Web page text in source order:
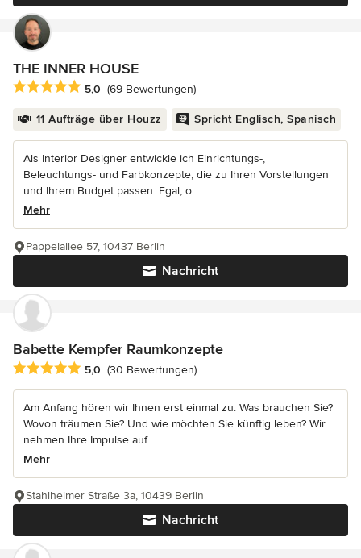
THE INNER HOUSE
Durchschnittliche Bewertung: 5 von 5 Sternen
5,0 (69 Bewertungen)
11 Aufträge über Houzz Spricht Englisch, Spanisch
Als Interior Designer entwickle ich Einrichtungs-,
Beleuchtungs- und Farbkonzepte, die zu Ihren Vorstellungen
und Ihrem Budget passen. Egal, o...
Mehr
Nachricht
Pappelallee 57, 10437 Berlin
Babette Kempfer Raumkonzepte
Durchschnittliche Bewertung: 5 von 5 Sternen
5,0 (30 Bewertungen)
Am Anfang hören wir Ihnen erst einmal zu: Was brauchen Sie?
Wovon träumen Sie? Und wie möchten Sie künftig leben? Wir
nehmen Ihre Impulse auf...
Mehr
Nachricht
Stahlheimer Straße 3a, 10439 Berlin